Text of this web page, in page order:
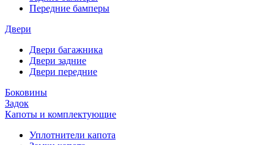
Передние бамперы
Двери
Двери багажника
Двери задние
Двери передние
Боковины
Задок
Капоты и комплектующие
Уплотнители капота